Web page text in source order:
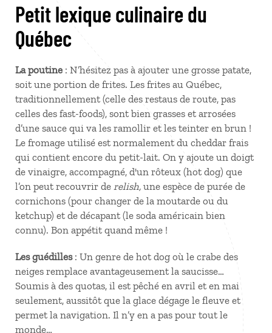
Petit lexique culinaire du
Québec
La poutine : N’hésitez pas à ajouter une grosse patate,
soit une portion de frites. Les frites au Québec,
traditionnellement (celle des restaus de route, pas
celles des fast-foods), sont bien grasses et arrosées
d’une sauce qui va les ramollir et les teinter en brun !
Le fromage utilisé est normalement du cheddar frais
qui contient encore du petit-lait. On y ajoute un doigt
de vinaigre, accompagné, d'un rôteux (hot dog) que
l’on peut recouvrir de relish, une espèce de purée de
cornichons (pour changer de la moutarde ou du
ketchup) et de décapant (le soda américain bien
connu). Bon appétit quand même !
Les guédilles: Un genre de hot dog où le crabe des
neiges remplace avantageusement la saucisse…
Soumis à des quotas, il est pêché en avril et en mai
seulement, aussitôt que la glace dégage le fleuve et
permet la navigation. Il n’y en a pas pour tout le
monde…